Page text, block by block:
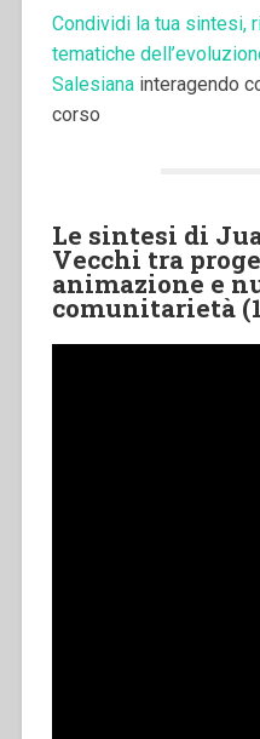
Condividi la tua sintesi,
tematiche
Salesiana interagendo
corso
Le sintesi di
Vecchi tra
animazione e
comunitarietà